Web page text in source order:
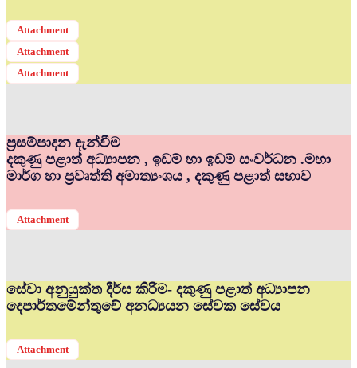
Attachment
Attachment
Attachment
ප්‍රසම්පාදන දැන්වීම
දකුණු පළාත් අධ්‍යාපන , ඉඩම් හා ඉඩම් සංවර්ධන .මහා
මාර්ග හා ප්‍රවෘත්ති අමාත්‍යංශය , දකුණු පළාත් සභාව
Attachment
සේවා අනුයුක්ත දීර්ඝ කිරිම- දකුණු පළාත් අධ්‍යාපන
දෙපාර්තමේන්තුවේ අනධ්‍යයන සේවක සේවය
Attachment